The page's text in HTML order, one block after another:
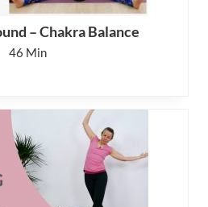
– Chakra Balance
46